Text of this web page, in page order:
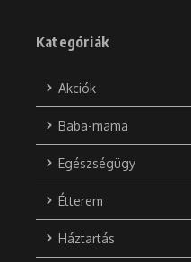
Kategóriák
Akciók
Baba-mama
Egészségügy
Étterem
Háztartás